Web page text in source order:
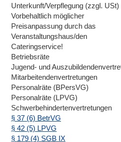
Unterkunft/Verpflegung (zzgl. USt)
Vorbehaltlich möglicher
Preisanpassung durch das
Veranstaltungshaus/den
Cateringservice!
Betriebsräte
Jugend- und
Mitarbeitendenvertretungen
Personalräte (BPersVG)
Personalräte (LPVG)
Schwerbehindertenvertretungen
§ 37 (6) BetrVG
§ 42 (5) LPVG
§ 179 (4) SGB IX